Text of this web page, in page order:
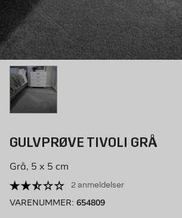
GULVPRØVE TIVOLI GRÅ
Grå, 5 x 5 cm
2 anmeldelser
VARENUMMER: 654809